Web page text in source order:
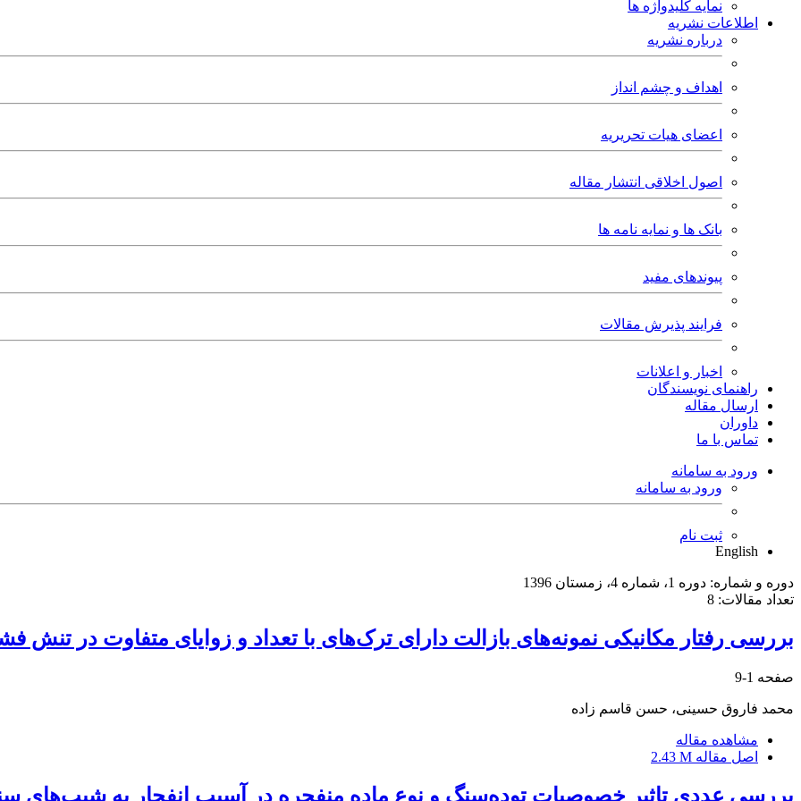
نمایه کلیدواژه ها
اطلاعات نشریه
درباره نشریه
اهداف و چشم انداز
اعضای هیات تحریریه
اصول اخلاقی انتشار مقاله
بانک ها و نمایه نامه ها
پیوندهای مفید
فرایند پذیرش مقالات
اخبار و اعلانات
راهنمای نویسندگان
ارسال مقاله
داوران
تماس با ما
ورود به سامانه
ورود به سامانه
ثبت نام
English
دوره و شماره: دوره 1، شماره 4، زمستان 1396
تعداد مقالات: 8
بررسی رفتار مکانیکی نمونه‌های بازالت دارای ترک‌های با تعداد و زوایای متفاوت در تنش
صفحه 1-9
محمد فاروق حسینی، حسن قاسم زاده
مشاهده مقاله
اصل مقاله 2.43 M
بررسی عددی تاثیر خصوصیات توده‌سنگ و نوع ماده منفجره در آسیب انفجار به شیب‌های